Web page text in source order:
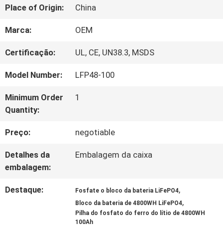
SOBRE
NÓS
VISITA
À
FÁBRICA
CONTROLE
DE
Place of Origin: China
Marca: OEM
Certificação: UL, CE, UN38.3, MSDS
Model Number: LFP48-100
Minimum Order
Quantity:
1
Preço: negotiable
Detalhes da
embalagem:
Embalagem da caixa
Destaque: Fosfate o bloco da bateria LiFePO4,
Bloco da bateria de 4800WH LiFePO4,
Pilha do fosfato do ferro do lítio de 4800WH
100Ah